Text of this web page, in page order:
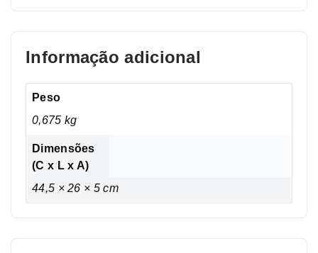
Informação adicional
Peso
0,675 kg
Dimensões
(C x L x A)
44,5 × 26 × 5 cm